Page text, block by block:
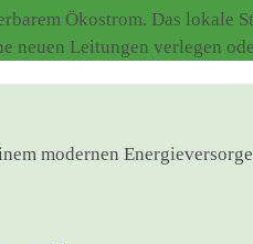
Ökostrom. Das lokale
neuen Leitungen verlegen
modernen